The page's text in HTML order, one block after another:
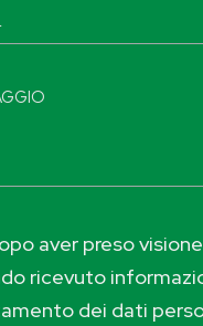
aver preso
ricevuto
dei dati